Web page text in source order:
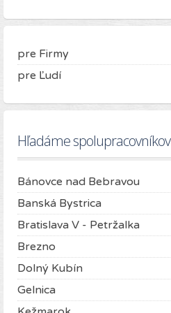
pre Firmy
pre Ľudí
Hľadáme spolupracovníkov
Bánovce nad Bebravou
Banská Bystrica
Bratislava V - Petržalka
Brezno
Dolný Kubín
Gelnica